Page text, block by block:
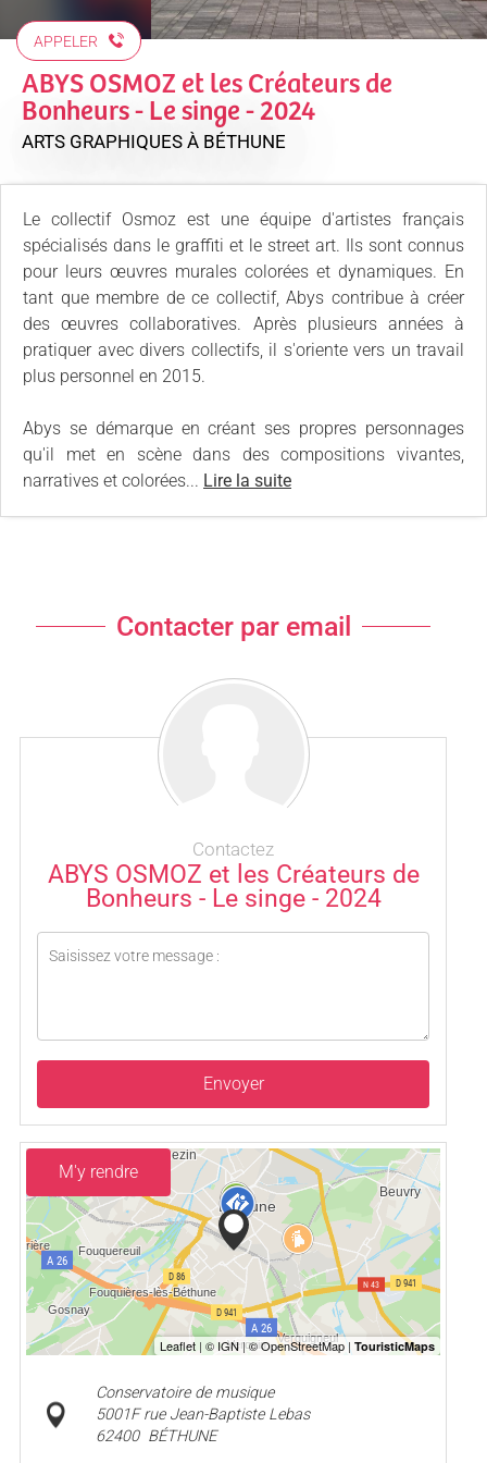
APPELER
ABYS OSMOZ et les Créateurs de
Bonheurs - Le singe - 2024
ARTS GRAPHIQUES À BÉTHUNE
Le collectif Osmoz est une équipe d'artistes français
spécialisés dans le graffiti et le street art. Ils sont connus
pour leurs œuvres murales colorées et dynamiques. En
tant que membre de ce collectif, Abys contribue à créer
des œuvres collaboratives. Après plusieurs années à
pratiquer avec divers collectifs, il s'oriente vers un travail
plus personnel en 2015.
Abys se démarque en créant ses propres personnages
qu'il met en scène dans des compositions vivantes,
narratives et colorées... Lire la suite
Contacter par email
Contactez
ABYS OSMOZ et les Créateurs de
Bonheurs - Le singe - 2024
Envoyer
M'y rendre
Conservatoire de musique
5001F rue Jean-Baptiste Lebas
62400 BÉTHUNE